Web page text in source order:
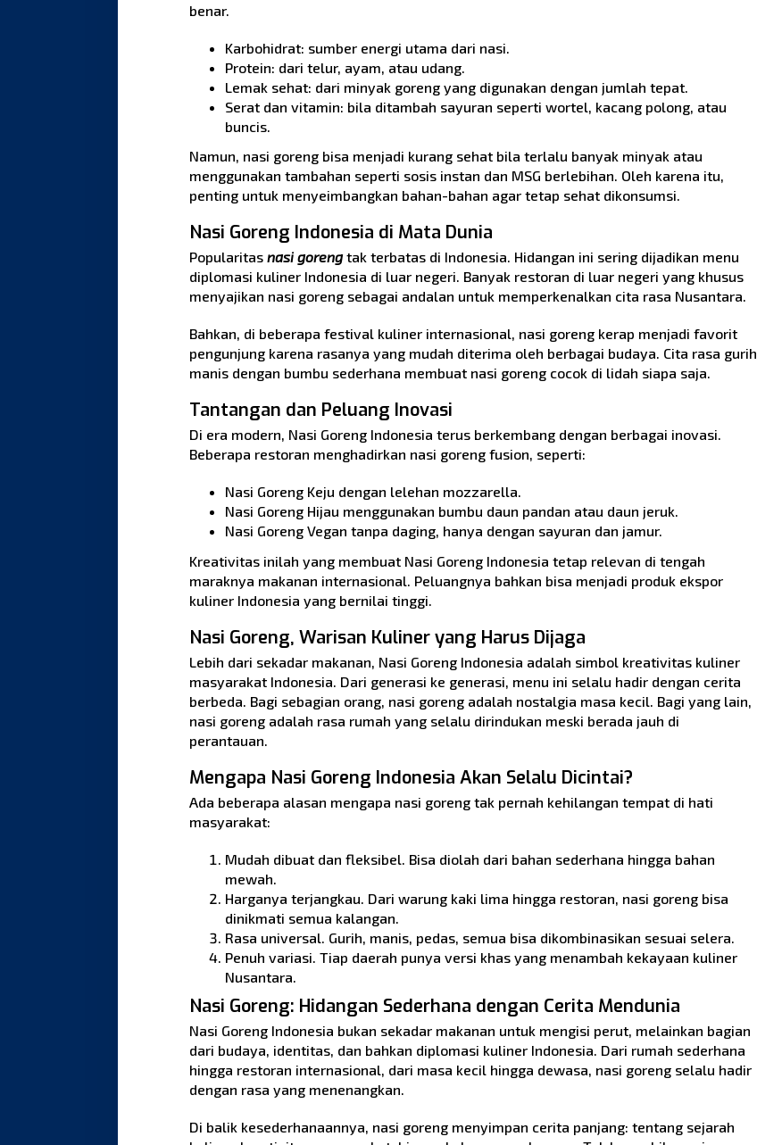
benar.
Karbohidrat: sumber energi utama dari nasi.
Protein: dari telur, ayam, atau udang.
Lemak sehat: dari minyak goreng yang digunakan dengan jumlah tepat.
Serat dan vitamin: bila ditambah sayuran seperti wortel, kacang polong, atau
buncis.
Namun, nasi goreng bisa menjadi kurang sehat bila terlalu banyak minyak atau
menggunakan tambahan seperti sosis instan dan MSG berlebihan. Oleh karena itu,
penting untuk menyeimbangkan bahan-bahan agar tetap sehat dikonsumsi.
Nasi Goreng Indonesia di Mata Dunia
Popularitas nasi gorengtak terbatas di Indonesia. Hidangan ini sering dijadikan menu
diplomasi kuliner Indonesia di luar negeri. Banyak restoran di luar negeri yang khusus
menyajikan nasi goreng sebagai andalan untuk memperkenalkan cita rasa Nusantara.
Bahkan, di beberapa festival kuliner internasional, nasi goreng kerap menjadi favorit
pengunjung karena rasanya yang mudah diterima oleh berbagai budaya. Cita rasa gurih
manis dengan bumbu sederhana membuat nasi goreng cocok di lidah siapa saja.
Tantangan dan Peluang Inovasi
Di era modern, Nasi Goreng Indonesia terus berkembang dengan berbagai inovasi.
Beberapa restoran menghadirkan nasi goreng fusion, seperti:
Nasi Goreng Keju dengan lelehan mozzarella.
Nasi Goreng Hijau menggunakan bumbu daun pandan atau daun jeruk.
Nasi Goreng Vegan tanpa daging, hanya dengan sayuran dan jamur.
Kreativitas inilah yang membuat Nasi Goreng Indonesia tetap relevan di tengah
maraknya makanan internasional. Peluangnya bahkan bisa menjadi produk ekspor
kuliner Indonesia yang bernilai tinggi.
Nasi Goreng, Warisan Kuliner yang Harus Dijaga
Lebih dari sekadar makanan, Nasi Goreng Indonesia adalah simbol kreativitas kuliner
masyarakat Indonesia. Dari generasi ke generasi, menu ini selalu hadir dengan cerita
berbeda. Bagi sebagian orang, nasi goreng adalah nostalgia masa kecil. Bagi yang lain,
nasi goreng adalah rasa rumah yang selalu dirindukan meski berada jauh di
perantauan.
Mengapa Nasi Goreng Indonesia Akan Selalu Dicintai?
Ada beberapa alasan mengapa nasi goreng tak pernah kehilangan tempat di hati
masyarakat:
Mudah dibuat dan fleksibel. Bisa diolah dari bahan sederhana hingga bahan
mewah.
Harganya terjangkau. Dari warung kaki lima hingga restoran, nasi goreng bisa
dinikmati semua kalangan.
Rasa universal. Gurih, manis, pedas, semua bisa dikombinasikan sesuai selera.
Penuh variasi. Tiap daerah punya versi khas yang menambah kekayaan kuliner
Nusantara.
Nasi Goreng: Hidangan Sederhana dengan Cerita Mendunia
Nasi Goreng Indonesia bukan sekadar makanan untuk mengisi perut, melainkan bagian
dari budaya, identitas, dan bahkan diplomasi kuliner Indonesia. Dari rumah sederhana
hingga restoran internasional, dari masa kecil hingga dewasa, nasi goreng selalu hadir
dengan rasa yang menenangkan.
Di balik kesederhanaannya, nasi goreng menyimpan cerita panjang: tentang sejarah